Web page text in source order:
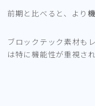
前期と比べると、より
ブロックテック素材も
は特に機能性が重視さ